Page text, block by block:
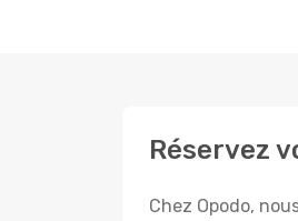
Réservez
Chez Opodo,